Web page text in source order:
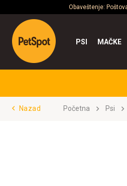
Obaveštenje:
PSI MAČKE
Nazad Početna Psi